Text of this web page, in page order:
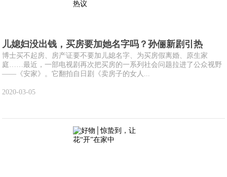
儿媳妇没出钱，买房要加她名字吗？孙俪新剧引热
博士买不起房、房产证要不要加儿媳名字、为买房假离婚、原生家
庭……最近，一部电视剧再次把买房的一系列社会问题拉进了公众视野
——《安家》。它翻拍自日剧《卖房子的女人...
2020-03-05